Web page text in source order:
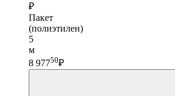
₽
Пакет
(полиэтилен)
5
м
8 97750₽